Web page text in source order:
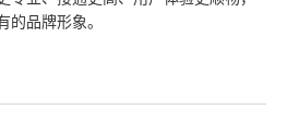
的品牌形象。